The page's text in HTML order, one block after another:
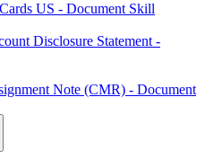
US - Document Skill
Disclosure Statement -
Note (CMR) - Document